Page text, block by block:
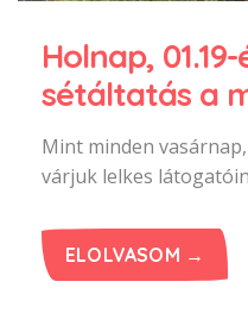
Holnap,
sétáltatás a
Mint minden
várjuk lelkes
ELOLVASOM →